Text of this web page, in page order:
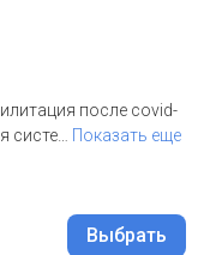
после covid-
систе… Показать еще
Выбрать